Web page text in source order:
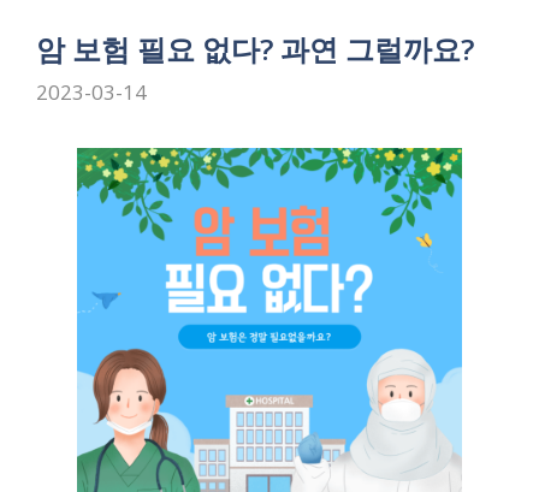
암 보험 필요 없다? 과연 그럴까요?
2023-03-14